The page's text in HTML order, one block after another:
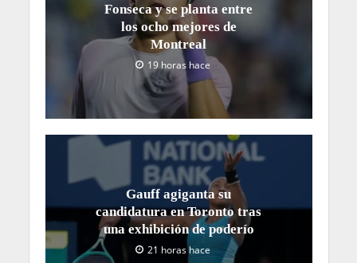
Fonseca y se planta entre
los ocho mejores de
Montreal
19 horas hace
Gauff agiganta su
candidatura en Toronto tras
una exhibición de poderío
21 horas hace